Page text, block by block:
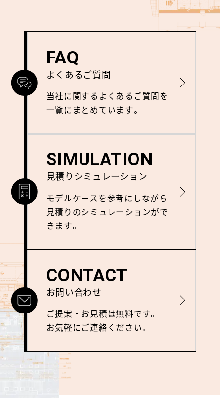
FAQ
よくあるご質問
当社に関するよくあるご質問を
⼀覧にまとめています。
詳しく見る
SIMULATION
見積りシミュレーション
モデルケースを参考にしながら
⾒積りのシミュレーションがで
きます。
詳しく見る
CONTACT
お問い合わせ
ご提案‧お⾒積は無料です。
お気軽にご連絡ください。